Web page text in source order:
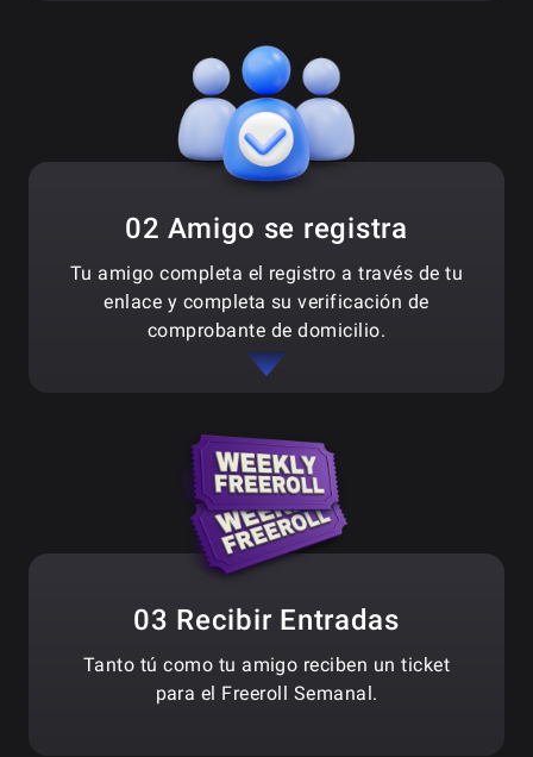
02 Amigo se registra
Tu amigo completa el registro a través de tu
enlace y completa su verificación de
comprobante de domicilio.
03 Recibir Entradas
Tanto tú como tu amigo reciben un ticket
para el Freeroll Semanal.